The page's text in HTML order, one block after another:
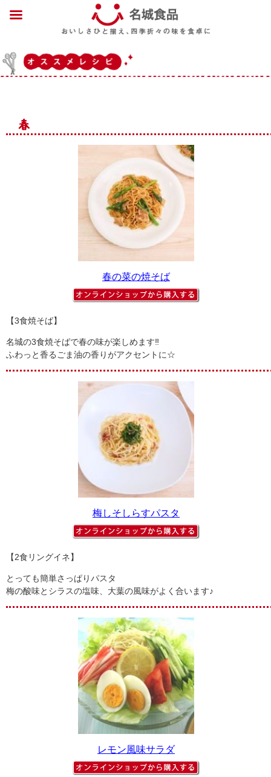
春の菜の焼そば
【3食焼そば】
名城の3食焼そばで春の味が楽しめます‼
ふわっと香るごま油の香りがアクセントに☆
梅しそしらすパスタ
【2食リングイネ】
とっても簡単さっぱりパスタ
梅の酸味とシラスの塩味、大葉の風味がよく合います♪
レモン風味サラダ